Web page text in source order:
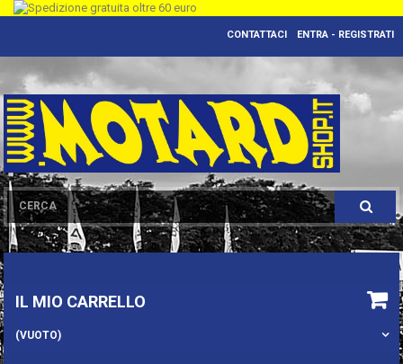
ENTRA - REGISTRATI
CONTATTACI
IL MIO CARRELLO
(VUOTO)